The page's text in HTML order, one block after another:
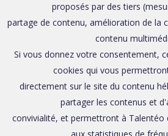
proposés par des tiers
partage de contenu, amélioration de la
contenu
Si vous donnez votre consentement,
cookies qui vous
directement sur le site du contenu
partager les contenus et
convivialité, et permettront à Talentéo